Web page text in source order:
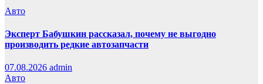
Авто
Эксперт Бабушкин рассказал, почему не выгодно
производить редкие автозапчасти
07.08.2026 admin
Авто